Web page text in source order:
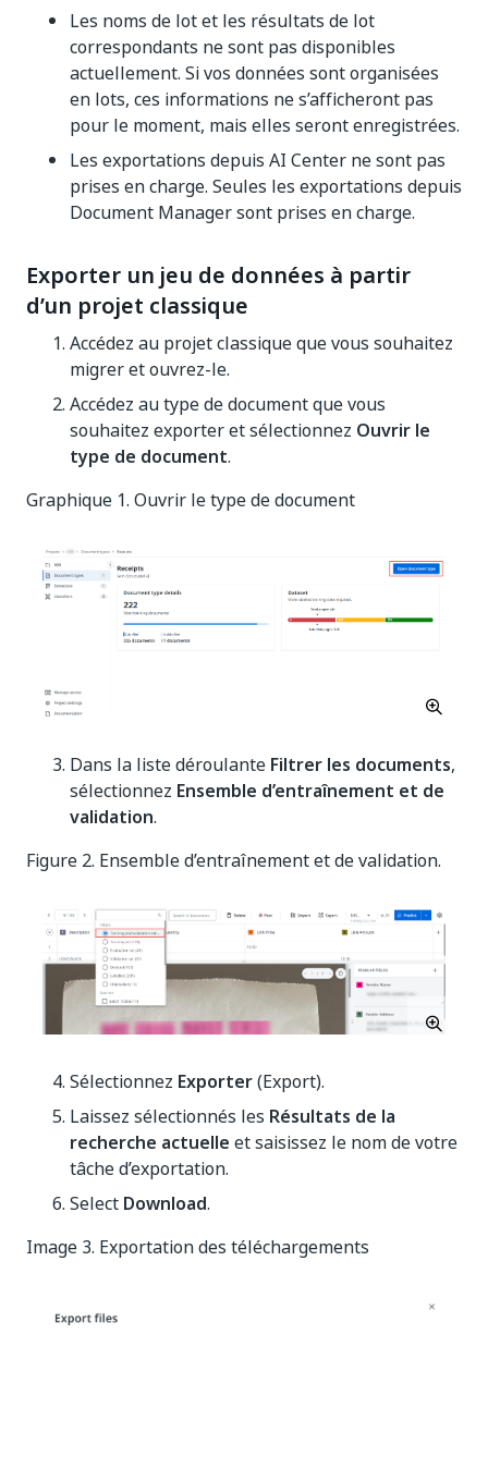
Les noms de lot et les résultats de lot
correspondants ne sont pas disponibles
actuellement. Si vos données sont organisées
en lots, ces informations ne s’afficheront pas
pour le moment, mais elles seront enregistrées.
Les exportations depuis AI Center ne sont pas
prises en charge. Seules les exportations depuis
Document Manager sont prises en charge.
Exporter un jeu de données à partir
d’un projet classique
Accédez au projet classique que vous souhaitez
migrer et ouvrez-le.
Accédez au type de document que vous
souhaitez exporter et sélectionnez Ouvrir le
type de document.
Graphique 1. Ouvrir le type de document
Dans la liste déroulante Filtrer les documents,
sélectionnez Ensemble d’entraînement et de
validation.
Figure 2. Ensemble d’entraînement et de validation.
Sélectionnez Exporter(Export).
Laissez sélectionnés les Résultats de la
recherche actuelle et saisissez le nom de votre
tâche d’exportation.
Select Download.
Image 3. Exportation des téléchargements